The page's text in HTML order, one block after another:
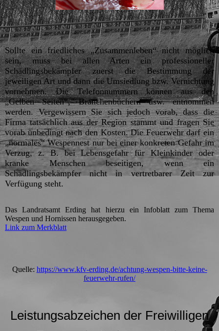
Sollte ein friedliches „Zusammenleben“ nicht möglich
sein, muss bei allen Arten ein professioneller
Schädlingsbekämpfer zuerst die Bestimmung der
jeweiligen Art und dann die Umsiedlung bzw. Vernichtung
vornehmen. Die Telefonnummern können aus den
„Gelben Seiten“, Branchenbüchern usw. entnommen
werden. Vergewissern Sie sich jedoch vorab, dass die
Firma tatsächlich aus der Region stammt und fragen Sie
vorab unbedingt nach den Kosten. Die Feuerwehr darf ein
„normales“ Wespennest nur bei einer konkreten Gefahr im
Verzug, z. B. bei Lebensgefahr für Kleinkinder oder
kranke Menschen beseitigen, wenn ein
Schädlingsbekämpfer nicht in vertretbarer Zeit zur
Verfügung steht.
Das Landratsamt Erding hat hierzu ein Infoblatt zum Thema
Wespen und Hornissen herausgegeben.
Link zum Merkblatt
Quelle: https://www.kfv-erding.de/achtung-wespen-bitte-keine-
feuerwehr-rufen/
Leistungsabzeichen der Freiwilligen